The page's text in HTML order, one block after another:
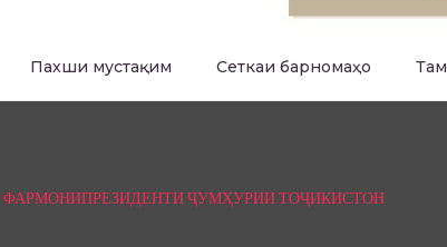
Пахши мустақим Сеткаи барномаҳо
ФАРМОНИПРЕЗИДЕНТИ ҶУМҲУРИИ ТОҶИКИСТОН